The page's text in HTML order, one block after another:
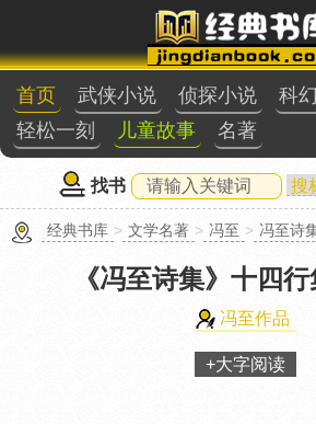
首页 武侠小说 侦探小说 科
轻松一刻
儿童故事 名著
找书
经典书库 > 文学名著 > 冯至 > 冯至诗
《冯至诗集》 十四行
冯至作品
+大字阅读